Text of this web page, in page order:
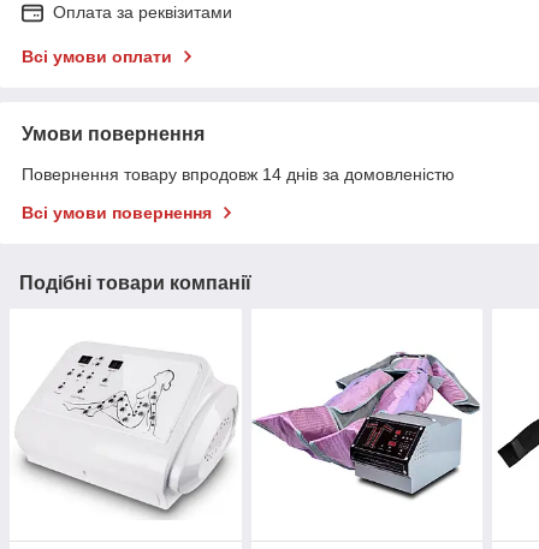
Оплата за реквізитами
Всі умови оплати
Умови повернення
Повернення товару впродовж 14 днів за домовленістю
Всі умови повернення
Подібні товари компанії